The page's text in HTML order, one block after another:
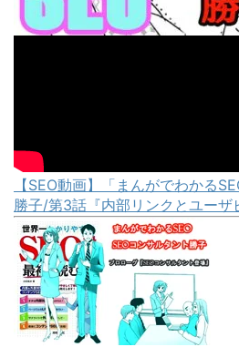
【SEO動画】「まんがでわかる
勝子/第3話『内部リンクとユーザ